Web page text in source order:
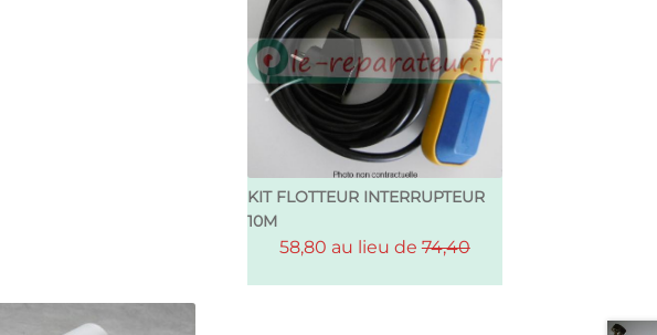
KIT FLOTTEUR INTERRUPTEUR
10M
58,80 au lieu de74,40